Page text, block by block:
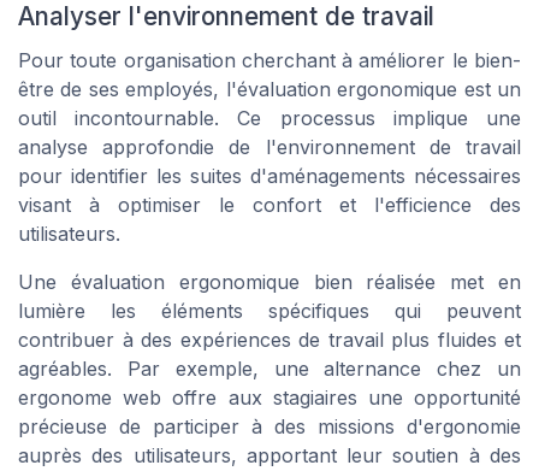
Analyser l'environnement de travail
Pour toute organisation cherchant à améliorer le bien-
être de ses employés, l'évaluation ergonomique est un
outil incontournable. Ce processus implique une
analyse approfondie de l'environnement de travail
pour identifier les suites d'aménagements nécessaires
visant à optimiser le confort et l'efficience des
utilisateurs.
Une évaluation ergonomique bien réalisée met en
lumière les éléments spécifiques qui peuvent
contribuer à des expériences de travail plus fluides et
agréables. Par exemple, une alternance chez un
ergonome web offre aux stagiaires une opportunité
précieuse de participer à des missions d'ergonomie
auprès des utilisateurs, apportant leur soutien à des